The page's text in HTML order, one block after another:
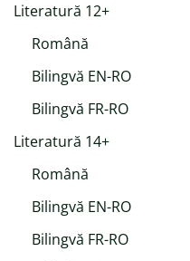
Literatură 12+
Română
Bilingvă EN-RO
Bilingvă FR-RO
Literatură 14+
Română
Bilingvă EN-RO
Bilingvă FR-RO